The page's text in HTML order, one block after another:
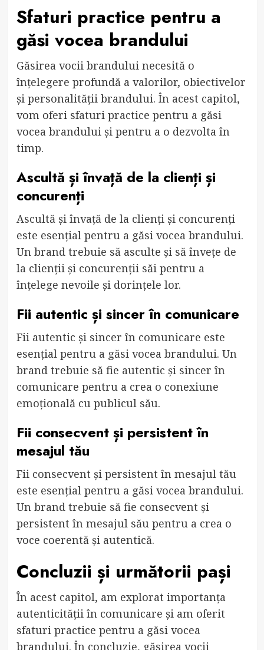
Sfaturi practice pentru a
găsi vocea brandului
Găsirea vocii brandului necesită o
înțelegere profundă a valorilor, obiectivelor
și personalității brandului. În acest capitol,
vom oferi sfaturi practice pentru a găsi
vocea brandului și pentru a o dezvolta în
timp.
Ascultă și învață de la clienți și
concurenți
Ascultă și învață de la clienți și concurenți
este esențial pentru a găsi vocea brandului.
Un brand trebuie să asculte și să învețe de
la clienții și concurenții săi pentru a
înțelege nevoile și dorințele lor.
Fii autentic și sincer în comunicare
Fii autentic și sincer în comunicare este
esențial pentru a găsi vocea brandului. Un
brand trebuie să fie autentic și sincer în
comunicare pentru a crea o conexiune
emoțională cu publicul său.
Fii consecvent și persistent în
mesajul tău
Fii consecvent și persistent în mesajul tău
este esențial pentru a găsi vocea brandului.
Un brand trebuie să fie consecvent și
persistent în mesajul său pentru a crea o
voce coerentă și autentică.
Concluzii și următorii pași
În acest capitol, am explorat importanța
autenticității în comunicare și am oferit
sfaturi practice pentru a găsi vocea
brandului. În concluzie, găsirea vocii